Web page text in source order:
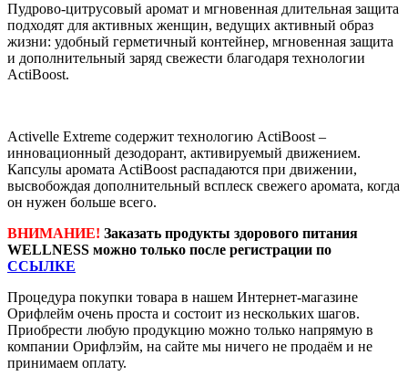
Пудрово-цитрусовый аромат и мгновенная длительная защита
подходят для активных женщин, ведущих активный образ
жизни: удобный герметичный контейнер, мгновенная защита
и дополнительный заряд свежести благодаря технологии
ActiBoost.
Activelle Extreme содержит технологию ActiBoost –
инновационный дезодорант, активируемый движением.
Капсулы аромата ActiBoost распадаются при движении,
высвобождая дополнительный всплеск свежего аромата, когда
он нужен больше всего.
ВНИМАНИЕ! Заказать продукты здорового питания
WELLNESS можно только после регистрации по
ССЫЛКЕ
Процедура покупки товара в нашем Интернет-магазине
Орифлейм очень проста и состоит из нескольких шагов.
Приобрести любую продукцию можно только напрямую в
компании Орифлэйм, на сайте мы ничего не продаём и не
принимаем оплату.